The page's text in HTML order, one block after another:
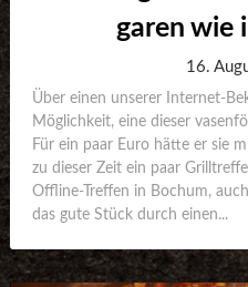
garen wie
16.
Über einen unserer Internet-
Möglichkeit, eine dieser
Für ein paar Euro hätte er sie
zu dieser Zeit ein paar
Offline-Treffen in Bochum,
das gute Stück durch einen...